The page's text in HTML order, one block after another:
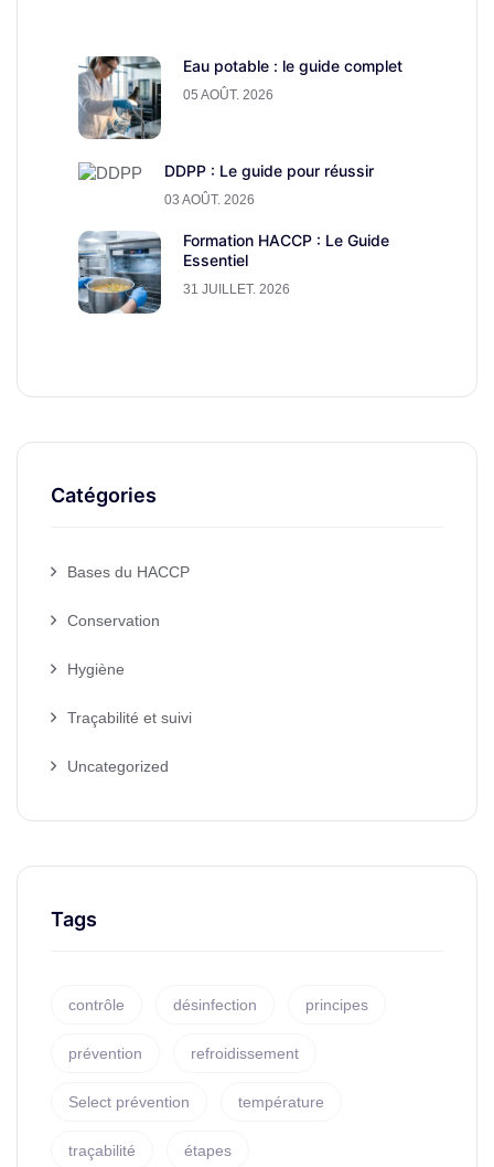
Eau potable : le guide complet
05 AOÛT. 2026
DDPP : Le guide pour réussir
03 AOÛT. 2026
Formation HACCP : Le Guide
Essentiel
31 JUILLET. 2026
Catégories
Bases du HACCP
Conservation
Hygiène
Traçabilité et suivi
Uncategorized
Tags
contrôle désinfection principes
prévention refroidissement
Select prévention température
traçabilité étapes